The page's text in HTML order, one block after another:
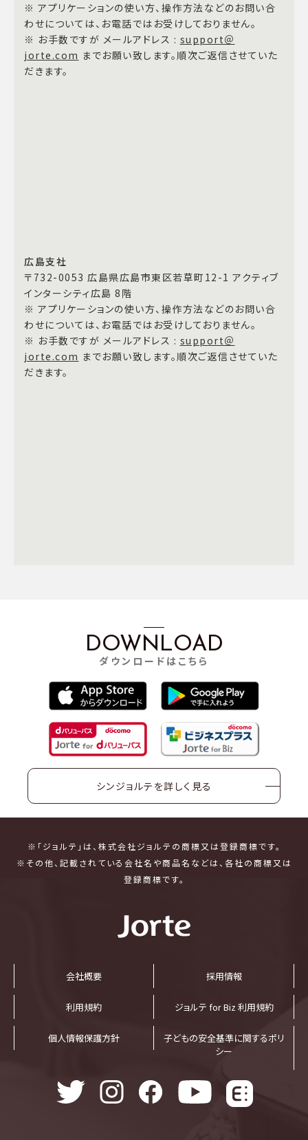
※ アプリケーションの使い方、操作方法などのお問い合
わせについては、お電話ではお受けしておりません。
※ お手数ですが メールアドレス : support＠
jorte.com までお願い致します。順次ご返信させていた
だきます。
広島支社
〒732-0053 広島県広島市東区若草町12-1 アクティブ
インターシティ広島 8階
※ アプリケーションの使い方、操作方法などのお問い合
わせについては、お電話ではお受けしておりません。
※ お手数ですが メールアドレス : support＠
jorte.com までお願い致します。順次ご返信させていた
だきます。
DOWNLOAD
ダウンロードはこちら
シンジョルテを詳しく見る
※「ジョルテ」は、株式会社ジョルテの商標又は登録商標です。
※その他、記載されている会社名や商品名などは、各社の商標又は
登録商標です。
会社概要 採⽤情報
利⽤規約 ジョルテ for Biz 利⽤規約
個⼈情報保護⽅針
子どもの安全基準に関するポリ
シー